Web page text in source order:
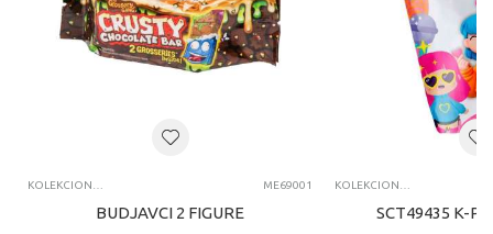
KOLEKCIONARSKE FIGURE I SETOVI ME69001
BUDJAVCI 2 FIGURE
KOLEKCIONARSKE FIGURE I SETOVI
SCT49435 K-